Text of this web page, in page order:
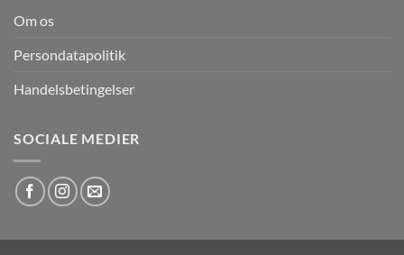
Om os
Persondatapolitik
Handelsbetingelser
SOCIALE MEDIER